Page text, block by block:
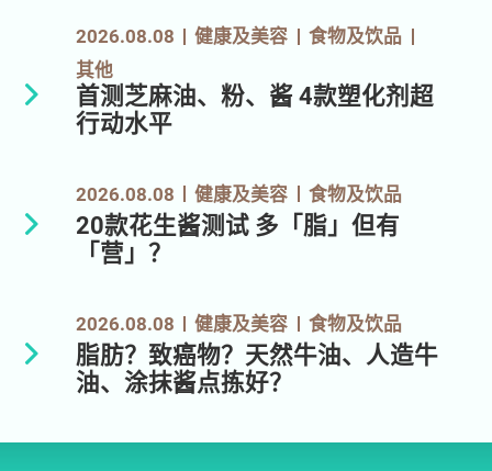
2026.08.08 健康及美容
食物及饮品
其他
首测芝麻油、粉、酱 4款塑化剂超
行动水平
2026.08.08 健康及美容 食物及饮品
20款花生酱测试 多「脂」但有
「营」？
2026.08.08 健康及美容 食物及饮品
脂肪？致癌物？天然牛油、人造牛
油、涂抹酱点拣好？